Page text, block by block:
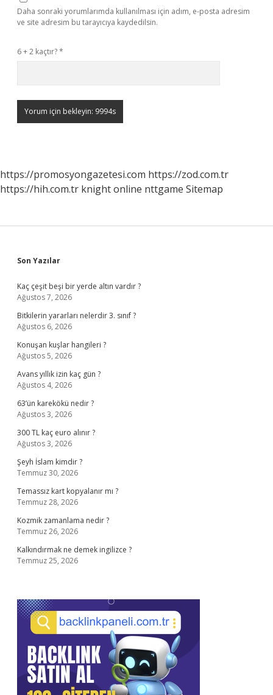
Daha sonraki yorumlarımda kullanılması için adım, e-posta adresim
ve site adresim bu tarayıcıya kaydedilsin.
6 + 2 kaçtır?*
https://promosyongazetesi.com https://zod.com.tr
https://hih.com.tr knight online nttgame Sitemap
Sidebar
Son Yazılar
Kaç çeşit beşi bir yerde altın vardır ?
Ağustos 7, 2026
Bitkilerin yararları nelerdir 3. sınıf ?
Ağustos 6, 2026
Konuşan kuşlar hangileri ?
Ağustos 5, 2026
Avans yıllık izin kaç gün ?
Ağustos 4, 2026
63’ün karekökü nedir ?
Ağustos 3, 2026
300 TL kaç euro alınır ?
Ağustos 3, 2026
Şeyh İslam kimdir ?
Temmuz 30, 2026
Temassız kart kopyalanır mı ?
Temmuz 28, 2026
Kozmik zamanlama nedir ?
Temmuz 26, 2026
Kalkındırmak ne demek ingilizce ?
Temmuz 25, 2026